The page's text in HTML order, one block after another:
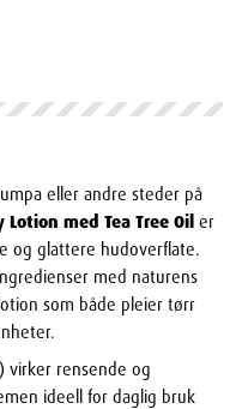
eller andre steder på
med Tea Tree Oil er
og glattere hudoverflate.
med naturens
som både pleier tørr
virker rensende og
ideell for daglig bruk